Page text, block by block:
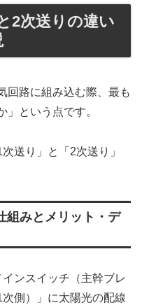
2次送りの違い
回路に組み込む際、最も
という点です。
送り」と「2次送り」
組みとメリット・デ
ンスイッチ（主幹ブレ
側）」に太陽光の配線